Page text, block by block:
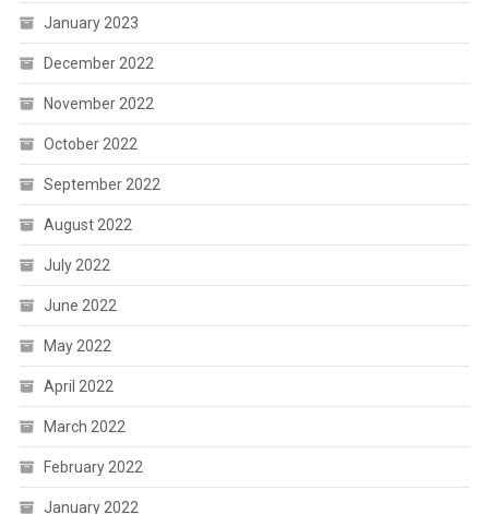
January 2023
December 2022
November 2022
October 2022
September 2022
August 2022
July 2022
June 2022
May 2022
April 2022
March 2022
February 2022
January 2022